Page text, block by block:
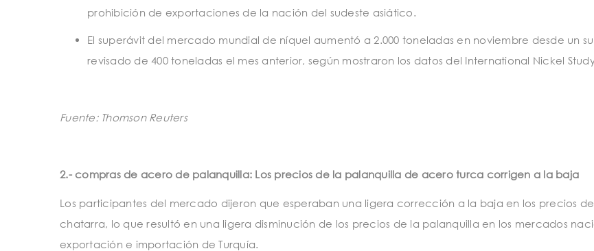
prohibición de exportaciones de la nación del sudeste asiático.
El superávit del mercado mundial de níquel aumentó a 2.000 toneladas en noviembre desde un
revisado de 400 toneladas el mes anterior, según mostraron los datos del International Nickel
Fuente: Thomson Reuters
2.- compras de acero de palanquilla: Los precios de la palanquilla de acero turca corrigen a la baja
Los participantes del mercado dijeron que esperaban una ligera corrección a la baja en los precios
chatarra, lo que resultó en una ligera disminución de los precios de la palanquilla en los mercados
exportación e importación de Turquía.